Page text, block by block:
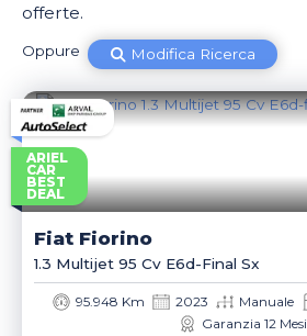
offerte.
Oppure Modifica Ricerca
ARIEL
CAR
BEST
DEAL
Fiat Fiorino
1.3 Multijet 95 Cv E6d-Final Sx
95.948 Km 2023 Manuale
Garanzia 12 Mesi